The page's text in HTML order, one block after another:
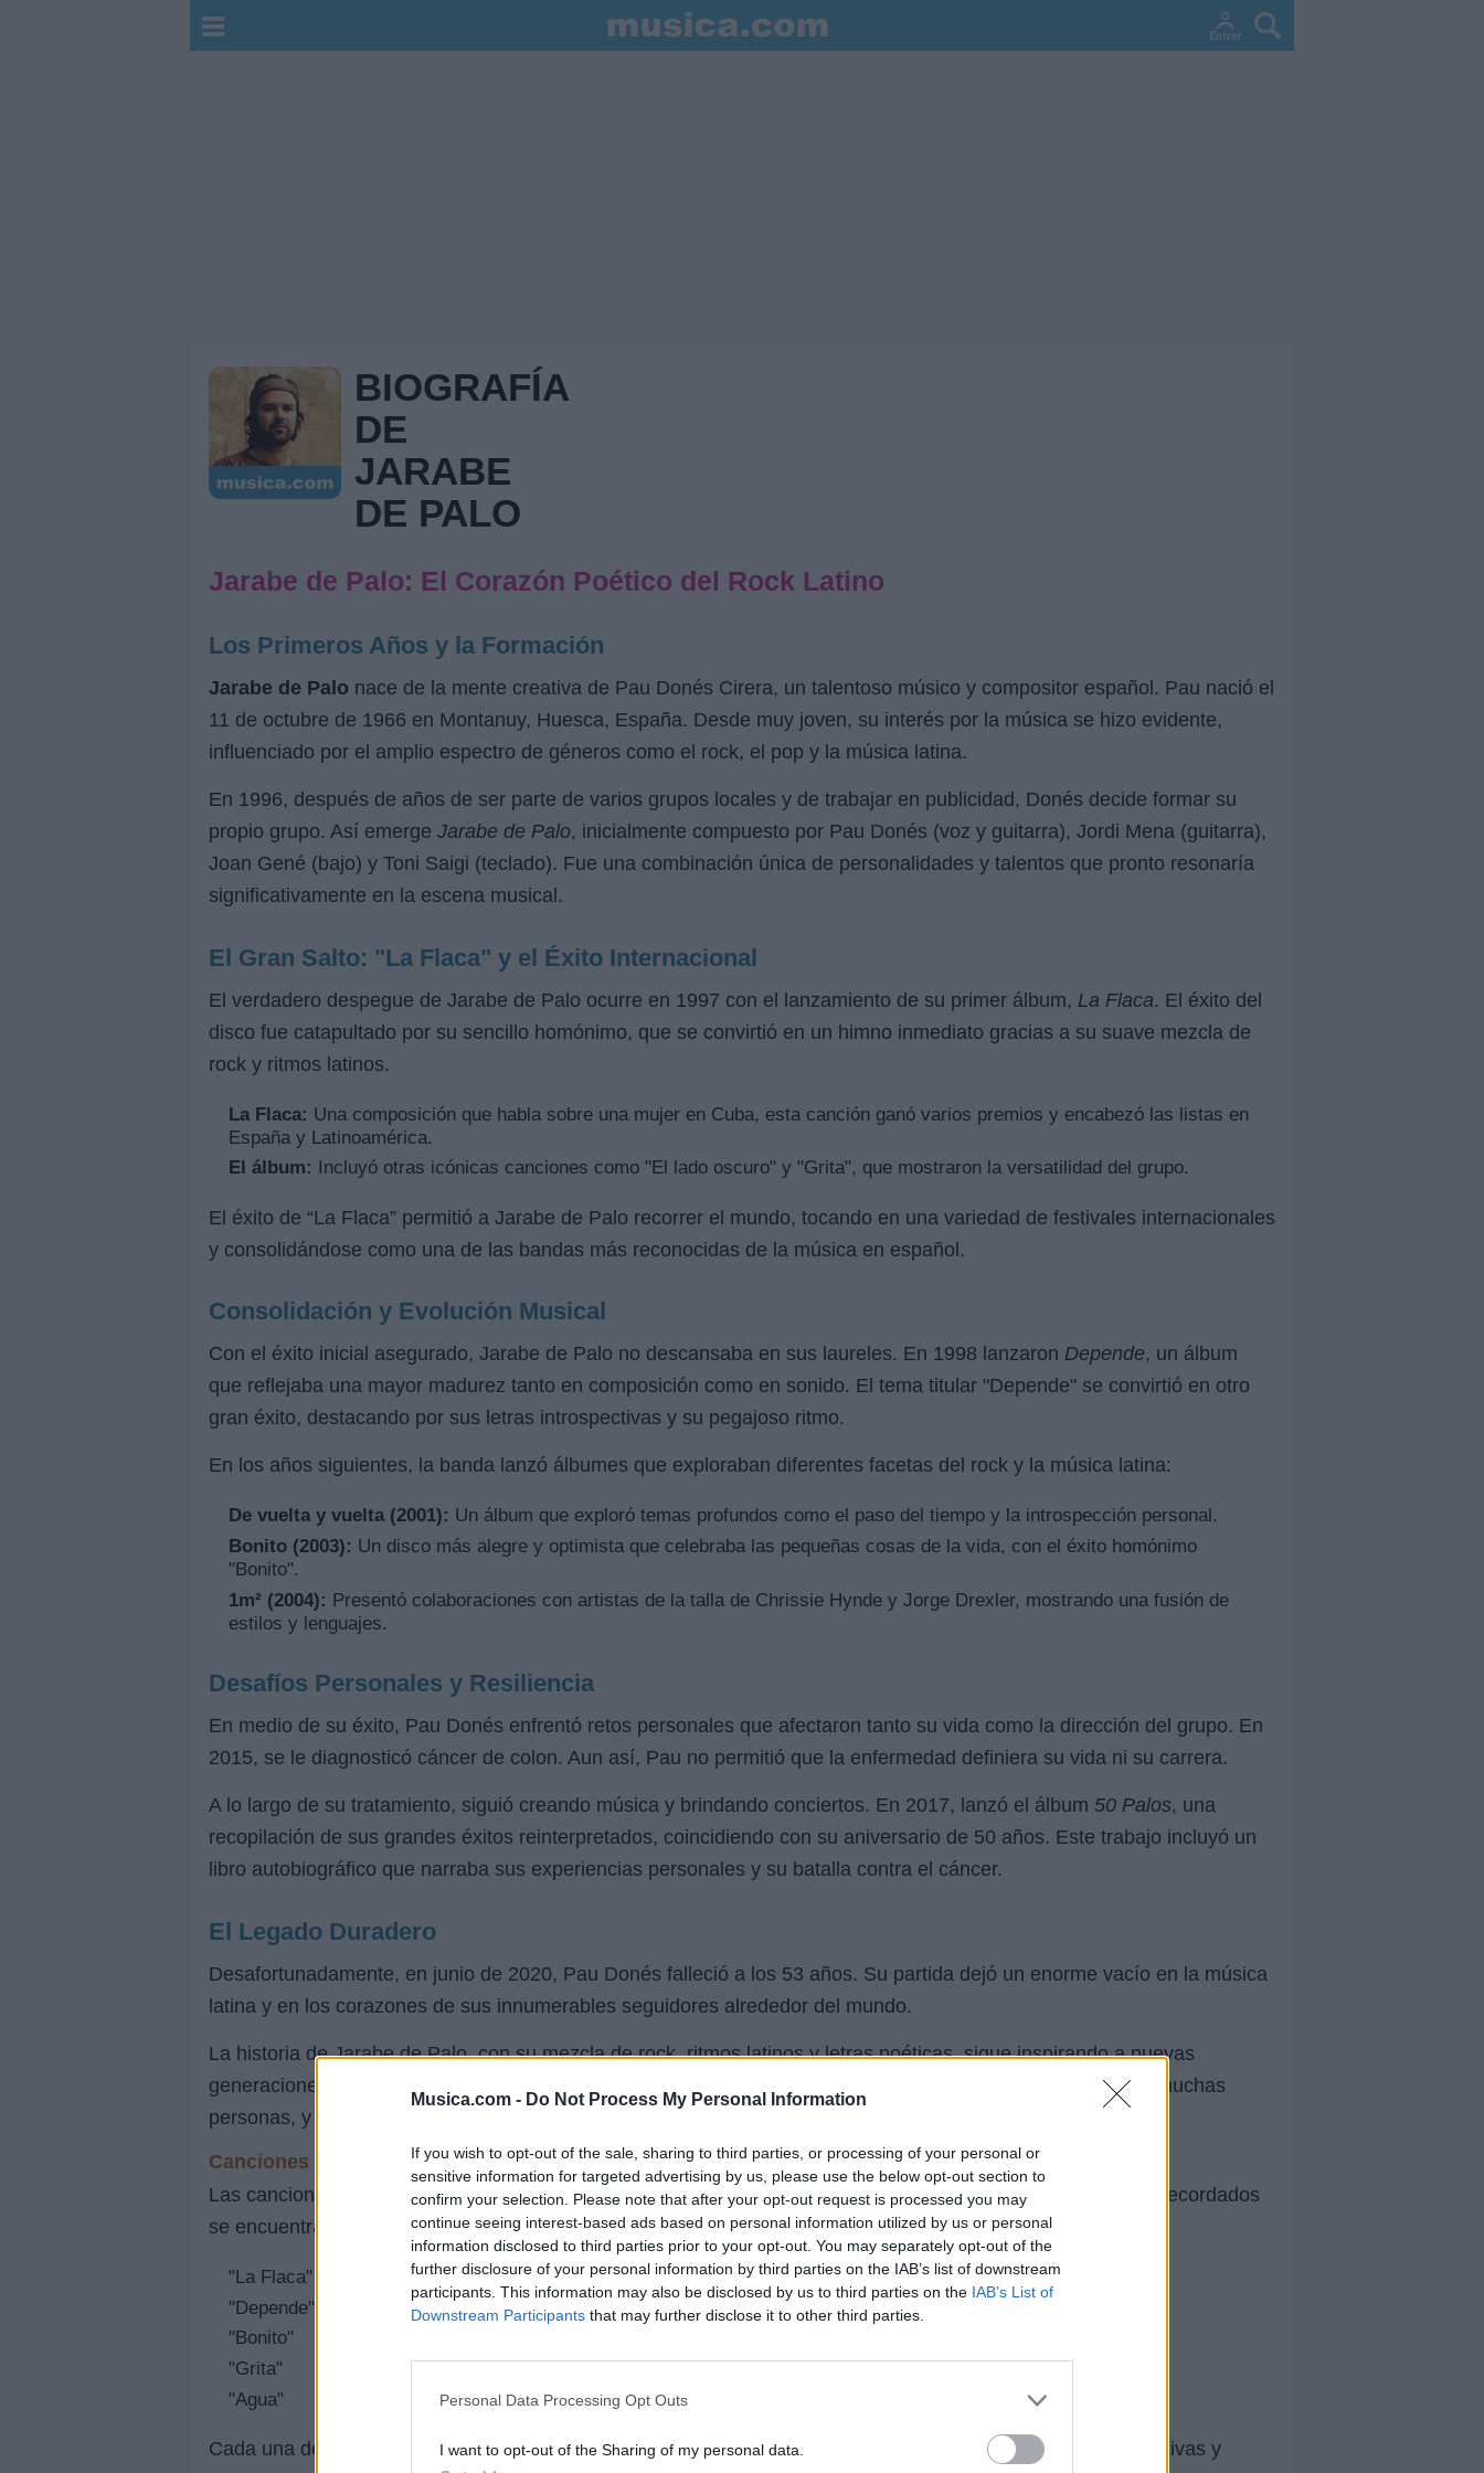
Musica.com - Do Not Process My Personal Information
If you wish to opt-out of the sale, sharing to third parties, or processing of your personal or
sensitive information for targeted advertising by us, please use the below opt-out section to
confirm your selection. Please note that after your opt-out request is processed you may
continue seeing interest-based ads based on personal information utilized by us or personal
information disclosed to third parties prior to your opt-out. You may separately opt-out of the
further disclosure of your personal information by third parties on the IAB’s list of downstream
participants. This information may also be disclosed by us to third parties on the IAB’s List of
Downstream Participants that may further disclose it to other third parties.
Personal Data Processing Opt Outs
I want to opt-out of the Sharing of my personal data.
BIOGRAFÍA
DE
JARABE
DE PALO
Jarabe de Palo: El Corazón Poético del Rock Latino
Los Primeros Años y la Formación
Jarabe de Palo nace de la mente creativa de Pau Donés Cirera, un talentoso músico y compositor español. Pau nació el
11 de octubre de 1966 en Montanuy, Huesca, España. Desde muy joven, su interés por la música se hizo evidente,
influenciado por el amplio espectro de géneros como el rock, el pop y la música latina.
En 1996, después de años de ser parte de varios grupos locales y de trabajar en publicidad, Donés decide formar su
propio grupo. Así emerge Jarabe de Palo, inicialmente compuesto por Pau Donés (voz y guitarra), Jordi Mena (guitarra),
Joan Gené (bajo) y Toni Saigi (teclado). Fue una combinación única de personalidades y talentos que pronto resonaría
significativamente en la escena musical.
El Gran Salto: "La Flaca" y el Éxito Internacional
El verdadero despegue de Jarabe de Palo ocurre en 1997 con el lanzamiento de su primer álbum, La Flaca. El éxito del
disco fue catapultado por su sencillo homónimo, que se convirtió en un himno inmediato gracias a su suave mezcla de
rock y ritmos latinos.
La Flaca: Una composición que habla sobre una mujer en Cuba, esta canción ganó varios premios y encabezó las listas en
España y Latinoamérica.
El álbum:
Incluyó otras icónicas canciones como "El lado oscuro" y "Grita", que mostraron la versatilidad del grupo.
El éxito de “La Flaca” permitió a Jarabe de Palo recorrer el mundo, tocando en una variedad de festivales internacionales
y consolidándose como una de las bandas más reconocidas de la música en español.
Consolidación y Evolución Musical
Con el éxito inicial asegurado, Jarabe de Palo no descansaba en sus laureles. En 1998 lanzaron Depende, un álbum
que reflejaba una mayor madurez tanto en composición como en sonido. El tema titular "Depende" se convirtió en otro
gran éxito, destacando por sus letras introspectivas y su pegajoso ritmo.
En los años siguientes, la banda lanzó álbumes que exploraban diferentes facetas del rock y la música latina:
De vuelta y vuelta (2001): Un álbum que exploró temas profundos como el paso del tiempo y la introspección personal.
Bonito (2003): Un disco más alegre y optimista que celebraba las pequeñas cosas de la vida, con el éxito homónimo
"Bonito".
1m² (2004): Presentó colaboraciones con artistas de la talla de Chrissie Hynde y Jorge Drexler, mostrando una fusión de
estilos y lenguajes.
Desafíos Personales y Resiliencia
En medio de su éxito, Pau Donés enfrentó retos personales que afectaron tanto su vida como la dirección del grupo. En
2015, se le diagnosticó cáncer de colon. Aun así, Pau no permitió que la enfermedad definiera su vida ni su carrera.
A lo largo de su tratamiento, siguió creando música y brindando conciertos. En 2017, lanzó el álbum 50 Palos, una
recopilación de sus grandes éxitos reinterpretados, coincidiendo con su aniversario de 50 años. Este trabajo incluyó un
libro autobiográfico que narraba sus experiencias personales y su batalla contra el cáncer.
El Legado Duradero
Desafortunadamente, en junio de 2020, Pau Donés falleció a los 53 años. Su partida dejó un enorme vacío en la música
latina y en los corazones de sus innumerables seguidores alrededor del mundo.
La historia de Jarabe de Palo, con su mezcla de rock, ritmos latinos y letras poéticas, sigue inspirando a nuevas
generaciones de músicos y fans. Sus canciones han sido la banda sonora de momentos significativos para muchas
personas, y su legado continúa a través de su música atemporal.
Canciones Emblemáticas
Las canciones de Jarabe de Palo siempre han tocado fibras sensibles y emocionales. Entre sus temas más recordados
se encuentran:
"La Flaca"
"Depende"
"Bonito"
"Grita"
"Agua"
Cada una de estas canciones no solo destaca por sus melodías pegajosas, sino también por sus letras reflexivas y